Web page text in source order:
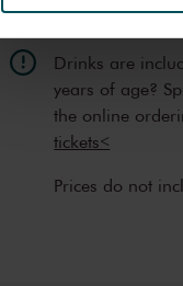
We werken samen met
Drinks are
years of age?
the online
tickets<
Prices do not